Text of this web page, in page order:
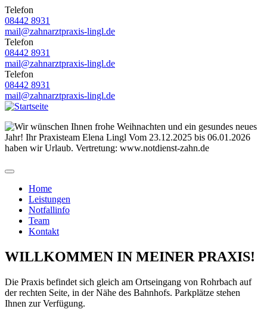
Direkt
zum
Inhalt
Telefon
08442 8931
mail@zahnarztpraxis-lingl.de
Telefon
08442 8931
mail@zahnarztpraxis-lingl.de
Telefon
08442 8931
mail@zahnarztpraxis-lingl.de
Toggle
navigation
Hauptnavigation
Home
Leistungen
Notfallinfo
Team
Kontakt
WILLKOMMEN IN MEINER PRAXIS!
Die Praxis befindet sich gleich am Ortseingang von Rohrbach auf
der rechten Seite, in der Nähe des Bahnhofs. Parkplätze stehen
Ihnen zur Verfügung.